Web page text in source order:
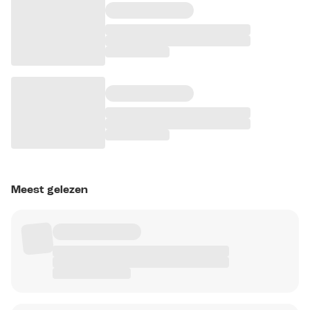
Meest gelezen